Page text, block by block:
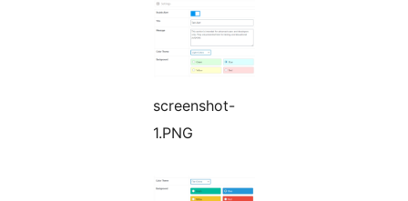
screenshot-
1.PNG